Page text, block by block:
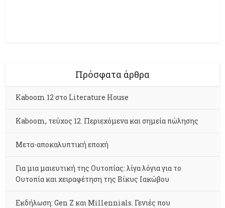
Πρόσφατα άρθρα
Kaboom 12 στο Literature House
Kaboom, τεύχος 12. Περιεχόμενα και σημεία πώλησης
Μετα-αποκαλυπτική εποχή
Για μια μαιευτική της Ουτοπίας: λίγα λόγια για το
Ουτοπία και χειραφέτηση της Βίκυς Ιακώβου
Εκδήλωση: Gen Z και Millennials. Γενιές που